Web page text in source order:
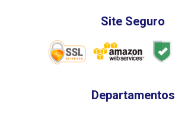
Site Seguro
Departamentos